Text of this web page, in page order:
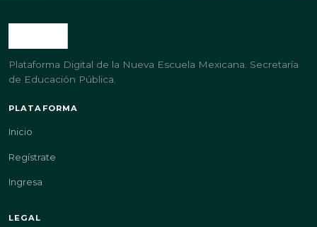
Plataforma Digital de la Nueva Escuela Mexicana. Secretaría
de Educación Pública.
PLATAFORMA
Inicio
Regístrate
Ingresa
LEGAL